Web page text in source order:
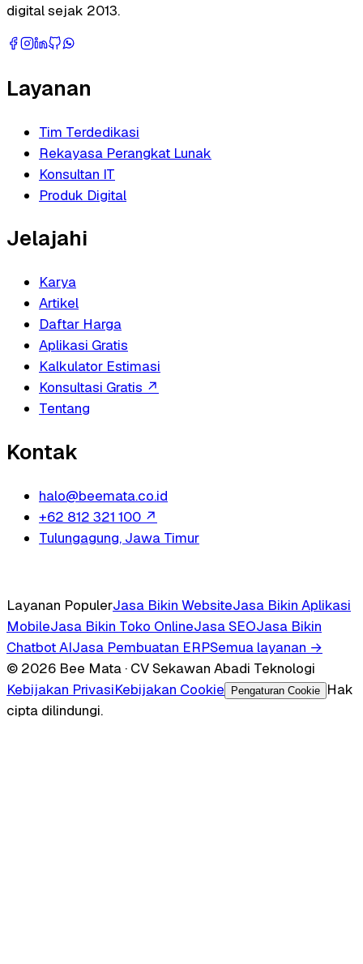
digital sejak 2013.
Layanan
Tim Terdedikasi
Rekayasa Perangkat Lunak
Konsultan IT
Produk Digital
Jelajahi
Karya
Artikel
Daftar Harga
Aplikasi Gratis
Kalkulator Estimasi
Konsultasi Gratis ↗
Tentang
Kontak
halo@beemata.co.id
+62 812 321 100 ↗
Tulungagung, Jawa Timur
Layanan PopulerJasa Bikin WebsiteJasa Bikin Aplikasi
MobileJasa Bikin Toko OnlineJasa SEOJasa Bikin
Chatbot AIJasa Pembuatan ERPSemua layanan →
© 2026 Bee Mata · CV Sekawan Abadi Teknologi
Kebijakan PrivasiKebijakan Cookie Pengaturan Cookie
Hak
cipta dilindungi.